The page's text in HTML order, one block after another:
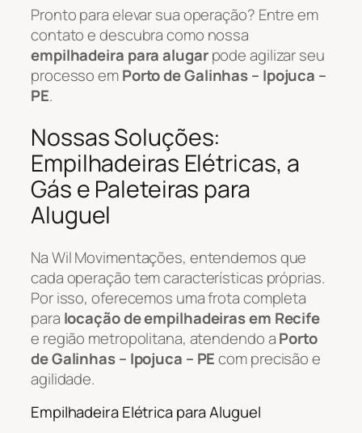
Pronto para elevar sua operação? Entre em
contato e descubra como nossa
empilhadeira para alugarpode agilizar seu
processo emPorto de Galinhas – Ipojuca –
PE.
Nossas Soluções:
Empilhadeiras Elétricas, a
Gás e Paleteiras para
Aluguel
Na Wil Movimentações, entendemos que
cada operação tem características próprias.
Por isso, oferecemos uma frota completa
para locação de empilhadeiras em Recife
e região metropolitana, atendendo aPorto
de Galinhas – Ipojuca – PEcom precisão e
agilidade.
Empilhadeira Elétrica para Aluguel